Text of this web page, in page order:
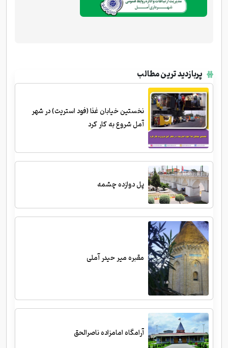
پربازدید ترین مطالب
نخستین خیابان غذا (فود استریت) در شهر
آمل شروع به کار کرد
پل دوازده چشمه
مقبره میر حیدر آملی
آرامگاه امامزاده ناصرالحق